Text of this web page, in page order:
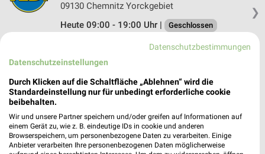
❯
09130 Chemnitz Yorckgebiet
Heute 09:00 - 19:00 Uhr |
Geschlossen
TEDİ Chemnitz
Jakobstr. 10 - 12
190,42 km
Datenschutzbestimmungen
Datenschutzeinstellungen
Durch Klicken auf die Schaltfläche „Ablehnen“ wird die
Standardeinstellung nur für unbedingt erforderliche cookie
beibehalten.
Wir und unsere Partner speichern und/oder greifen auf Informationen auf
einem Gerät zu, wie z. B. eindeutige IDs in cookie und anderen
Browserspeichern, um personenbezogene Daten zu verarbeiten. Einige
Anbieter verarbeiten Ihre personenbezogenen Daten möglicherweise